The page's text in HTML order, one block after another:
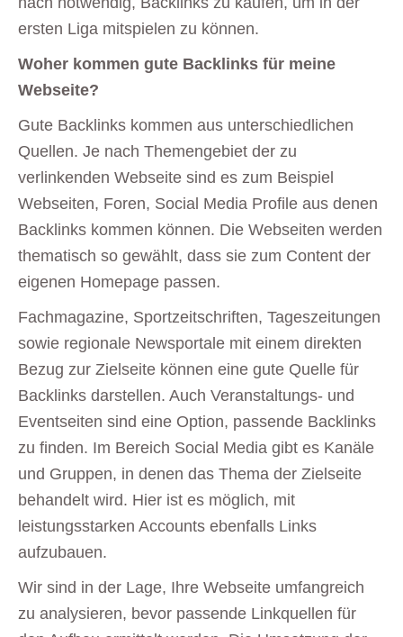
ersten Liga mitspielen zu können.
Woher kommen gute Backlinks für meine
Webseite?
Gute Backlinks kommen aus unterschiedlichen
Quellen. Je nach Themengebiet der zu
verlinkenden Webseite sind es zum Beispiel
Webseiten, Foren, Social Media Profile aus denen
Backlinks kommen können. Die Webseiten werden
thematisch so gewählt, dass sie zum Content der
eigenen Homepage passen.
Fachmagazine, Sportzeitschriften, Tageszeitungen
sowie regionale Newsportale mit einem direkten
Bezug zur Zielseite können eine gute Quelle für
Backlinks darstellen. Auch Veranstaltungs- und
Eventseiten sind eine Option, passende Backlinks
zu finden. Im Bereich Social Media gibt es Kanäle
und Gruppen, in denen das Thema der Zielseite
behandelt wird. Hier ist es möglich, mit
leistungsstarken Accounts ebenfalls Links
aufzubauen.
Wir sind in der Lage, Ihre Webseite umfangreich
zu analysieren, bevor passende Linkquellen für